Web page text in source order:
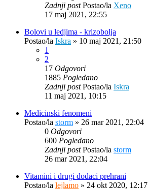
Zadnji postPostao/la Xeno
17 maj 2021, 22:55
Bolovi u ledjima - krizobolja
Postao/la Iskra » 10 maj 2021, 21:50
1
2
17 Odgovori
1885 Pogledano
Zadnji postPostao/la Iskra
11 maj 2021, 10:15
Medicinski fenomeni
Postao/la storm » 26 mar 2021, 22:04
0 Odgovori
600 Pogledano
Zadnji postPostao/la storm
26 mar 2021, 22:04
Vitamini i drugi dodaci prehrani
Postao/la lejlamo » 24 okt 2020, 12:17